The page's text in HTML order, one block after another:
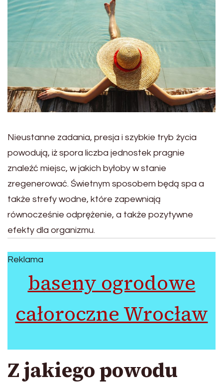
Nieustanne zadania, presja i szybkie tryb życia
powodują, iż spora liczba jednostek pragnie
znaleźć miejsc, w jakich byłoby w stanie
zregenerować. Świetnym sposobem będą spa a
także strefy wodne, które zapewniają
równocześnie odprężenie, a także pozytywne
efekty dla organizmu.
Reklama
baseny ogrodowe
całoroczne Wrocław
Z jakiego powodu